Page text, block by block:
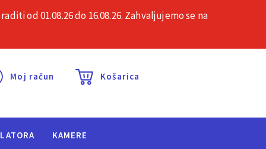
pitanja Kontakt
Moj račun Košarica
KAMERE
od 01.08.26 do 16.08.26. Zahvaljujemo se na